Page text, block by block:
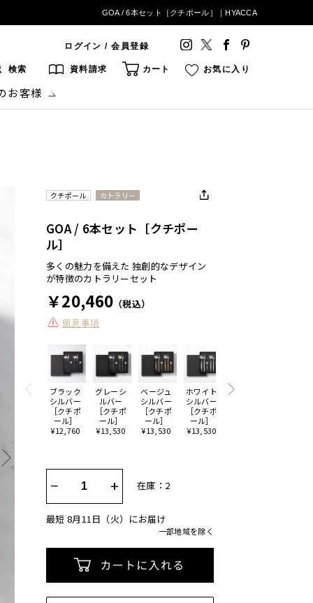
GOA / 6本セット［クチポール］｜HYACCA
ログイン / 会員登録
検索 資料請求 カート お気に入り
お客様
クチポール カトラリー
ブラック
シルバー
［クチポ
ール］
¥12,760
グレーシ
ルバー
［クチポ
ール］
¥13,530
ベージュ
シルバー
［クチポ
ール］
¥13,530
ホワイト
シルバー
［クチポ
ール］
¥13,530
ホワイト
GOA / 6本セット［クチポー
ル］
多くの魅力を備えた 独創的なデザイン
が特徴のカトラリーセット
￥20,460 （税込）
留意事項
− + 在庫：2
最短 8月11日（火）にお届け
一部地域を除く